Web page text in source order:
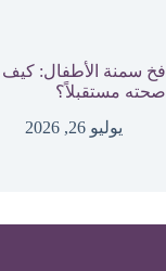
فخ سمنة الأطفال: كيف
صحته مستقبلاً؟
يوليو 26, 2026